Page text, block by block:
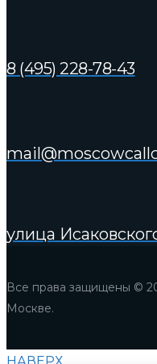
8 (495) 228-78-43
улица
Все права защищены ©
Москве.